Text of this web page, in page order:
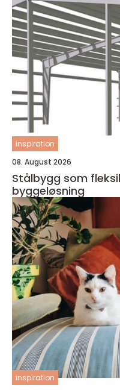
inspiration
08. August 2026
Stålbygg som
byggeløsning
inspiration